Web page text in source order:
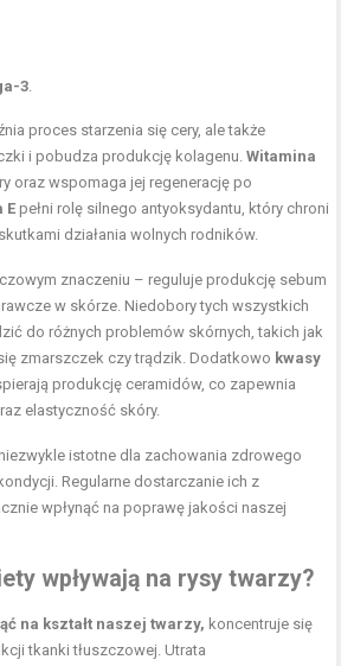
3.
proces starzenia się cery, ale także
i pobudza produkcję kolagenu.Witamina
oraz wspomaga jej regenerację po
E pełni rolę silnego antyoksydantu, który chroni
działania wolnych rodników.
znaczeniu – reguluje produkcję sebum
w skórze. Niedobory tych wszystkich
do różnych problemów skórnych, takich jak
zmarszczek czy trądzik. Dodatkowo kwasy
produkcję ceramidów, co zapewnia
elastyczność skóry.
istotne dla zachowania zdrowego
Regularne dostarczanie ich z
wpłynąć na poprawę jakości naszej
wpływają na rysy twarzy?
na kształt naszej twarzy, koncentruje się
tkanki tłuszczowej. Utrata